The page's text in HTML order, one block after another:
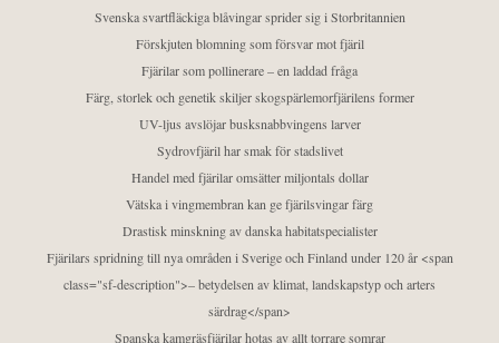
Svenska svartfläckiga blåvingar sprider sig i Storbritannien
Förskjuten blomning som försvar mot fjäril
Fjärilar som pollinerare – en laddad fråga
Färg, storlek och genetik skiljer skogspärlemorfjärilens former
UV-ljus avslöjar busksnabbvingens larver
Sydrovfjäril har smak för stadslivet
Handel med fjärilar omsätter miljontals dollar
Vätska i vingmembran kan ge fjärilsvingar färg
Drastisk minskning av danska habitatspecialister
Fjärilars spridning till nya områden i Sverige och Finland under 120 år <span
class="sf-description">– betydelsen av klimat, landskapstyp och arters
särdrag</span>
Spanska kamgräsfjärilar hotas av allt torrare somrar